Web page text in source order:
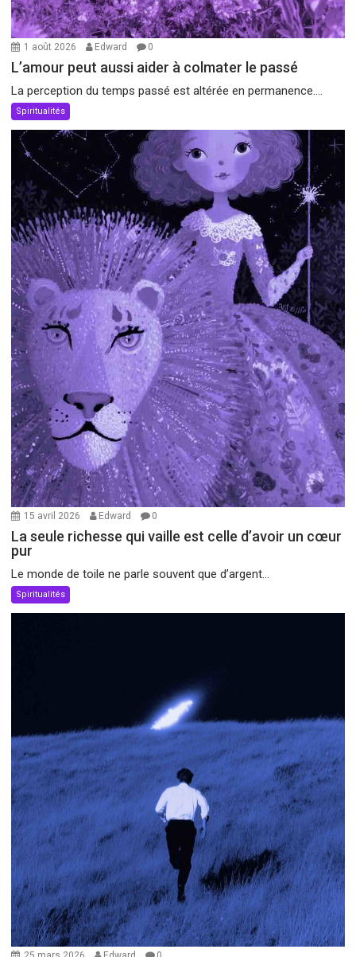
1 août 2026 Edward 0
L’amour peut aussi aider à colmater le passé
La perception du temps passé est altérée en permanence....
Spiritualités
15 avril 2026 Edward 0
La seule richesse qui vaille est celle d’avoir un cœur
pur
Le monde de toile ne parle souvent que d’argent...
Spiritualités